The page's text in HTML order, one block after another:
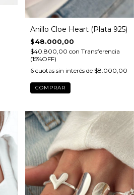
Anillo Cloe Heart (Plata 925)
$48.000,00
$40.800,00 con Transferencia
(15%OFF)
6 cuotas sin interés de $8.000,00
COMPRAR